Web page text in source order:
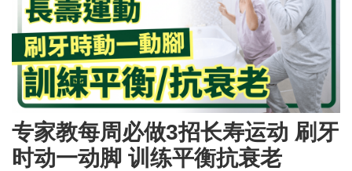
专家教每周必做3招长寿运动 刷牙
时动一动脚 训练平衡抗衰老